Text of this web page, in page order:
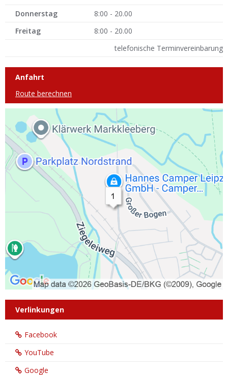
Donnerstag
8:00 - 20.00
Freitag
8:00 - 20.00
telefonische Terminvereinbarung
Anfahrt
Route berechnen
Verlinkungen
Facebook
YouTube
Google